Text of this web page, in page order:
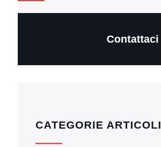
Contattaci
CATEGORIE ARTICOLI